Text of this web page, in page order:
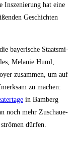
Insze­nie­rung hat eine
Geschich­ten
baye­ri­sche Staats­mi­
Mela­nie Huml,
zusam­men, um auf
zu machen:
in Bam­berg
noch mehr Zuschaue­
dürfen.